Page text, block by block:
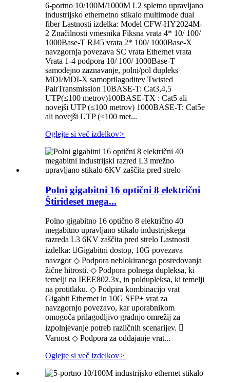
6-portno 10/100M/1000M L2 spletno upravljano
industrijsko ethernetno stikalo multimode dual
fiber Lastnosti izdelka: Model CFW-HY2024M-
2 Značilnosti vmesnika Fiksna vrata 4* 10/ 100/
1000Base-T RJ45 vrata 2* 100/ 1000Base-X
navzgornja povezava SC vrata Ethernet vrata
Vrata 1-4 podpora 10/ 100/ 1000Base-T
samodejno zaznavanje, polni/pol dupleks
MDI/MDI-X samoprilagoditev Twisted
PairTransmission 10BASE-T: Cat3,4,5
UTP(≤100 metrov)100BASE-TX : Cat5 ali
novejši UTP (≤100 metrov) 1000BASE-T: Cat5e
ali novejši UTP (≤100 met...
Oglejte si več izdelkov>
Polni gigabitni 16 optični 8 električni
Štirideset mega...
Polno gigabitno 16 optično 8 električno 40
megabitno upravljano stikalo industrijskega
razreda L3 6KV zaščita pred strelo Lastnosti
izdelka: Gigabitni dostop, 10G povezava
navzgor ◇ Podpora neblokiranega posredovanja
žične hitrosti. ◇ Podpora polnega dupleksa, ki
temelji na IEEE802.3x, in poldupleksa, ki temelji
na protitlaku. ◇ Podpira kombinacijo vrat
Gigabit Ethernet in 10G SFP+ vrat za
navzgornjo povezavo, kar uporabnikom
omogoča prilagodljivo gradnjo omrežij za
izpolnjevanje potreb različnih scenarijev. 
Varnost ◇ Podpora za oddajanje vrat...
Oglejte si več izdelkov>